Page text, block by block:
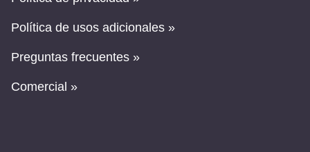
Política de usos adicionales »
Preguntas frecuentes »
Comercial »